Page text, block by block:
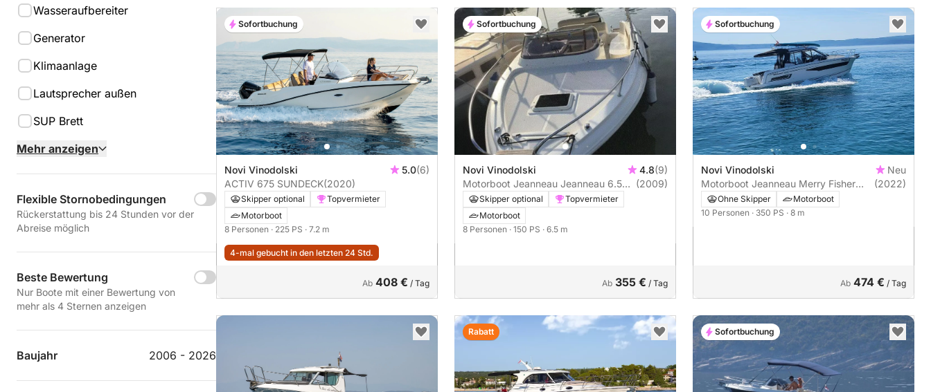
Wasseraufbereiter
Generator
Klimaanlage
Lautsprecher außen
SUP Brett
Mehr anzeigen
Flexible Stornobedingungen
Rückerstattung bis 24 Stunden vor der
Abreise möglich
Beste Bewertung
Nur Boote mit einer Bewertung von
mehr als 4 Sternen anzeigen
Baujahr 2006 - 2026
Novi Vinodolski 5.0(6)
ACTIV 675 SUNDECK(2020)
Skipper optional
Topvermieter
Motorboot
8 Personen · 225 PS · 7.2 m
4-mal gebucht in den letzten 24 Std.
Ab 408 € / Tag
Sofortbuchung
Novi Vinodolski 4.8(9)
Motorboot Jeanneau Jeanneau 6.5
WA 150PS
(2009)
Skipper optional
Topvermieter
Motorboot
8 Personen · 150 PS · 6.5 m
Ab 355 € / Tag
Sofortbuchung
Novi Vinodolski
Neu
Motorboot Jeanneau Merry Fisher
895 350PS
(2022)
Ohne Skipper
Motorboot
10 Personen · 350 PS · 8 m
Ab 474 € / Tag
Sofortbuchung
Rabatt Sofortbuchung